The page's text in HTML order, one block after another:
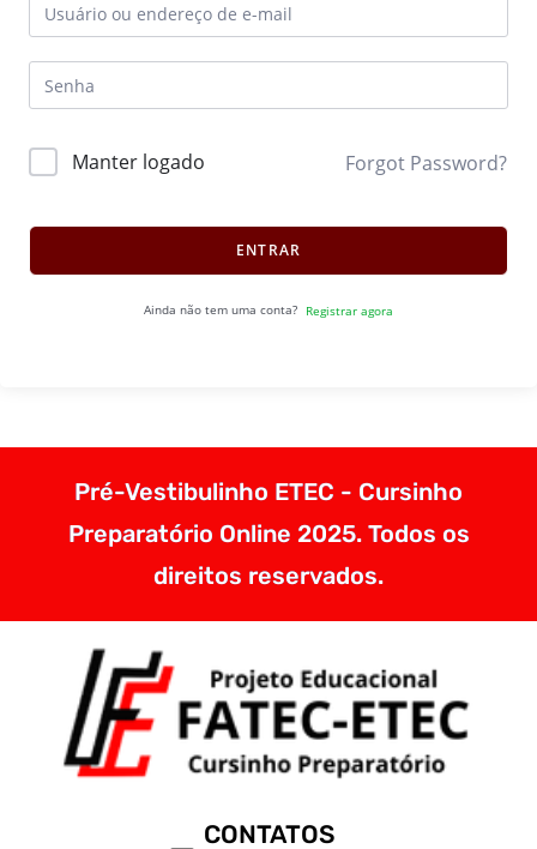
Manter logado Forgot Password?
ENTRAR
Ainda não tem uma conta? Registrar agora
Pré-Vestibulinho ETEC - Cursinho
Preparatório Online 2025. Todos os
direitos reservados.
CONTATOS